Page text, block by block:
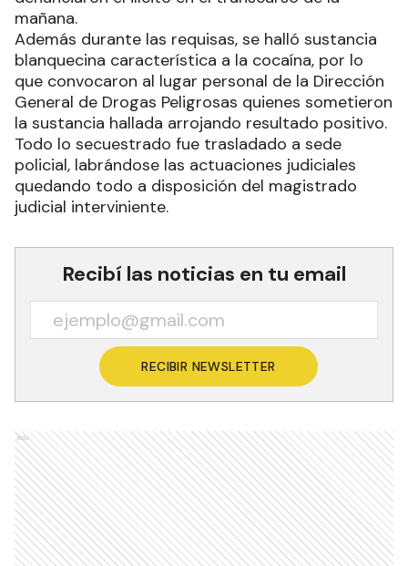
mañana.
Además durante las requisas, se halló sustancia
blanquecina característica a la cocaína, por lo
que convocaron al lugar personal de la Dirección
General de Drogas Peligrosas quienes sometieron
la sustancia hallada arrojando resultado positivo.
Todo lo secuestrado fue trasladado a sede
policial, labrándose las actuaciones judiciales
quedando todo a disposición del magistrado
judicial interviniente.
Recibí las noticias en tu email
RECIBIR NEWSLETTER
Ads